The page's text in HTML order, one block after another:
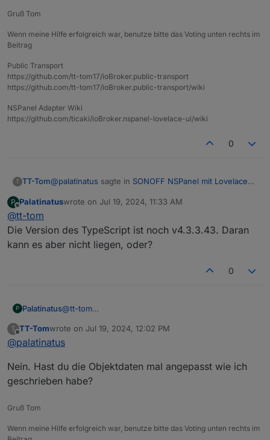
Gruß Tom
Wenn meine Hilfe erfolgreich war, benutze bitte das Voting unten rechts im
Beitrag
Public Transport
https://github.com/tt-tom17/ioBroker.public-transport
https://github.com/tt-tom17/ioBroker.public-transport/wiki
NSPanel Adapter Wiki
https://github.com/ticaki/ioBroker.nspanel-lovelace-ui/wiki
0
T TT-Tom@palatinatus sagte in SONOFF NSPanel mit Lovelace
ACTUAL ab?
ja, der Status kommt von da. das schalten über SET
P
Offline
Palatinatuswrote on Jul 19, 2024, 11:33 AM
last edited by
@tt-tom
Die Version des TypeScript ist noch v4.3.3.43. Daran
kann es aber nicht liegen, oder?
0
P Palatinatus@tt-tom
Daran kann es aber nicht liegen, oder?
T
Offline
TT-Tomwrote on Jul 19, 2024, 12:02 PM
last edited by
@palatinatus
Nein. Hast du die Objektdaten mal angepasst wie ich
geschrieben habe?
Gruß Tom
Wenn meine Hilfe erfolgreich war, benutze bitte das Voting unten rechts im